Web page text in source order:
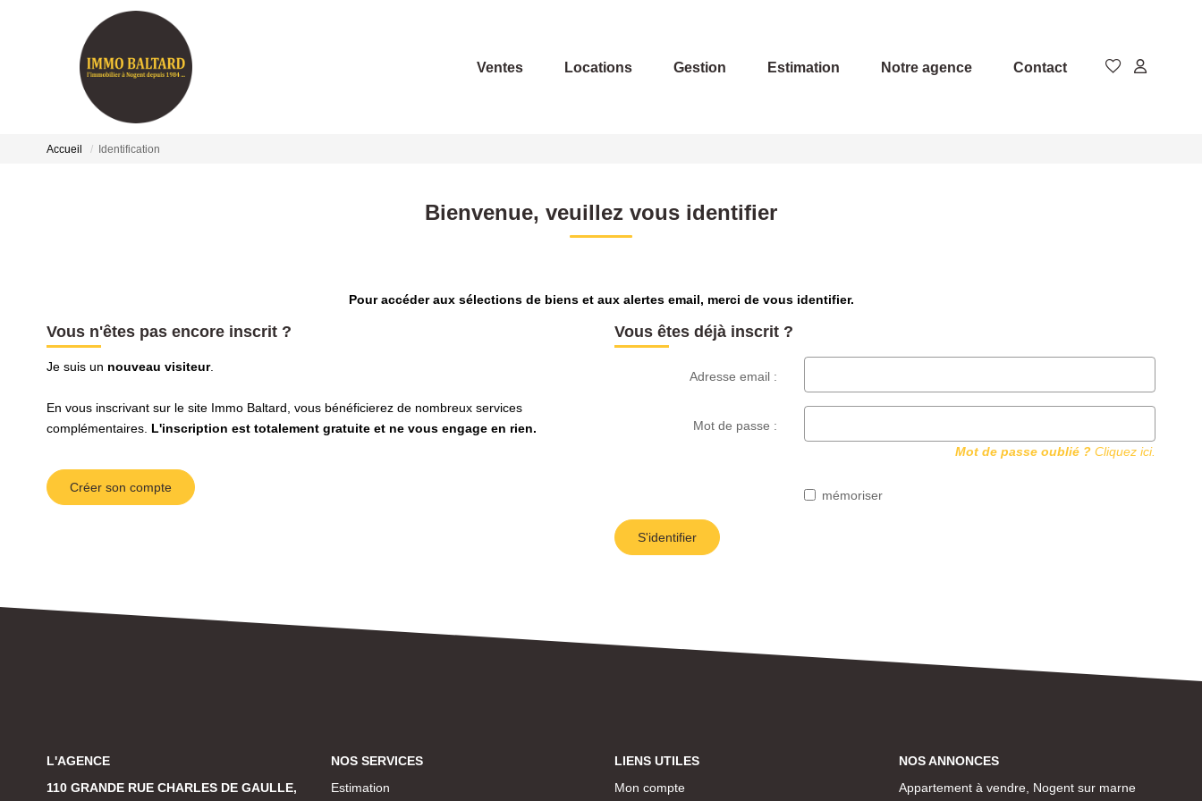
Ventes Locations Gestion Estimation Notre agence Contact
Accueil Identification
Bienvenue, veuillez vous identifier
Pour accéder aux sélections de biens et aux alertes email, merci de vous identifier.
Vous n'êtes pas encore inscrit ?
Je suis un nouveau visiteur.
En vous inscrivant sur le site Immo Baltard, vous bénéficierez de nombreux services
complémentaires. L'inscription est totalement gratuite et ne vous engage en rien.
Créer son compte
Vous êtes déjà inscrit ?
Adresse email :
Mot de passe :
Mot de passe oublié ?Cliquez ici.
mémoriser
S'identifier
L'AGENCE
110 GRANDE RUE CHARLES DE GAULLE,
NOS SERVICES
Estimation
LIENS UTILES
Mon compte
NOS ANNONCES
Appartement à vendre, Nogent sur marne